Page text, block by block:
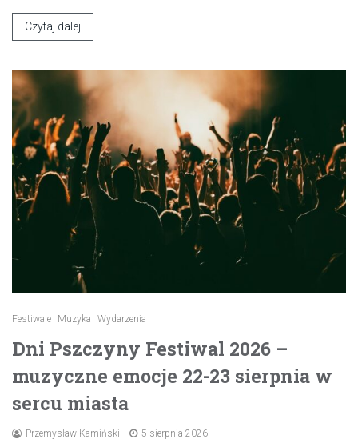
Czytaj dalej
Festiwale Muzyka Wydarzenia
Dni Pszczyny Festiwal 2026 –
muzyczne emocje 22-23 sierpnia w
sercu miasta
Przemysław Kamiński 5 sierpnia 2026